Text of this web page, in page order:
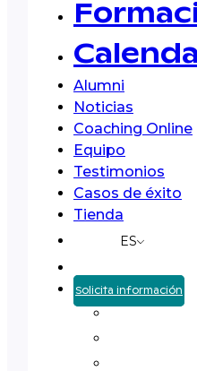
Alumni
Noticias
Coaching Online
Equipo
Testimonios
Casos de éxito
Tienda
ES
Solicita información